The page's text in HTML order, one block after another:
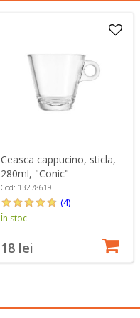
Ceasca cappucino, sticla,
280ml, "Conic" -
Borgonovo
Cod: 13278619
(4)
În stoc
18 lei